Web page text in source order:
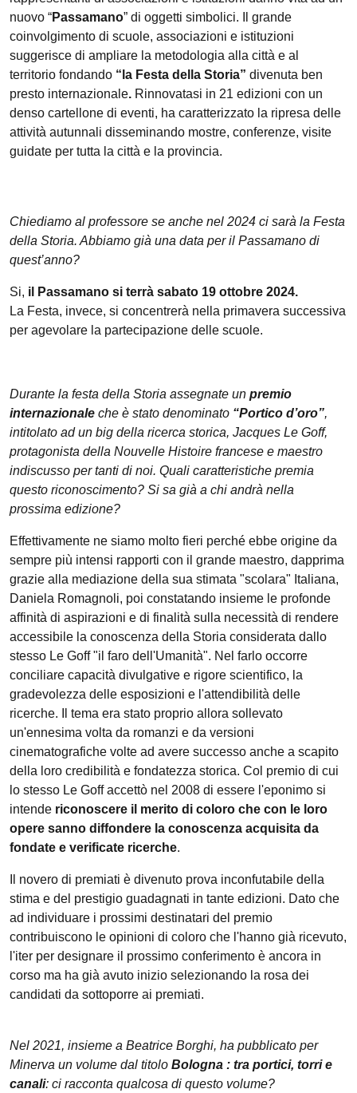
nuovo “Passamano” di oggetti simbolici. Il grande
coinvolgimento di scuole, associazioni e istituzioni
suggerisce di ampliare la metodologia alla città e al
territorio fondando “la Festa della Storia” divenuta ben
presto internazionale. Rinnovatasi in 21 edizioni con un
denso cartellone di eventi, ha caratterizzato la ripresa delle
attività autunnali disseminando mostre, conferenze, visite
guidate per tutta la città e la provincia.
Chiediamo al professore se anche nel 2024 ci sarà la Festa
della Storia. Abbiamo già una data per il Passamano di
quest’anno?
Si, il Passamano si terrà sabato 19 ottobre 2024.
La Festa, invece, si concentrerà nella primavera successiva
per agevolare la partecipazione delle scuole.
Durante la festa della Storia assegnate un premio
internazionale che è stato denominato “Portico d’oro”,
intitolato ad un big della ricerca storica, Jacques Le Goff,
protagonista della Nouvelle Histoire francese e maestro
indiscusso per tanti di noi. Quali caratteristiche premia
questo riconoscimento? Si sa già a chi andrà nella
prossima edizione?
Effettivamente ne siamo molto fieri perché ebbe origine da
sempre più intensi rapporti con il grande maestro, dapprima
grazie alla mediazione della sua stimata "scolara" Italiana,
Daniela Romagnoli, poi constatando insieme le profonde
affinità di aspirazioni e di finalità sulla necessità di rendere
accessibile la conoscenza della Storia considerata dallo
stesso Le Goff "il faro dell'Umanità". Nel farlo occorre
conciliare capacità divulgative e rigore scientifico, la
gradevolezza delle esposizioni e l'attendibilità delle
ricerche. Il tema era stato proprio allora sollevato
un'ennesima volta da romanzi e da versioni
cinematografiche volte ad avere successo anche a scapito
della loro credibilità e fondatezza storica. Col premio di cui
lo stesso Le Goff accettò nel 2008 di essere l'eponimo si
intende riconoscere il merito di coloro che con le loro
opere sanno diffondere la conoscenza acquisita da
fondate e verificate ricerche.
Il novero di premiati è divenuto prova inconfutabile della
stima e del prestigio guadagnati in tante edizioni. Dato che
ad individuare i prossimi destinatari del premio
contribuiscono le opinioni di coloro che l'hanno già ricevuto,
l'iter per designare il prossimo conferimento è ancora in
corso ma ha già avuto inizio selezionando la rosa dei
candidati da sottoporre ai premiati.
Nel 2021, insieme a Beatrice Borghi, ha pubblicato per
Minerva un volume dal titolo Bologna : tra portici, torri e
canali: ci racconta qualcosa di questo volume?